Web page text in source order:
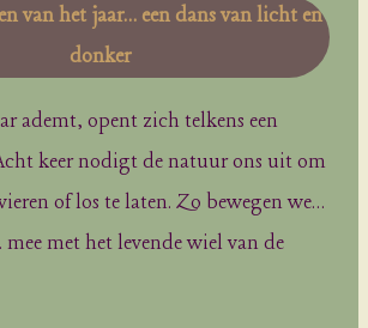
van het jaar… een dans van licht en
donker
ademt, opent zich telkens een
keer nodigt de natuur ons uit om
of los te laten. Zo bewegen we…
mee met het levende wiel van de